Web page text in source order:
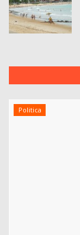
Politica